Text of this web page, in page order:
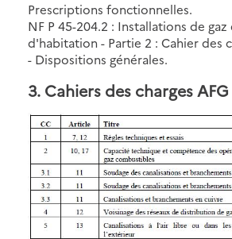
Prescriptions fonctionnelles.
NF P 45-204.2 : Installations de
d'habitation - Partie 2 : Cahier des
- Dispositions générales.
3. Cahiers des charges AFG